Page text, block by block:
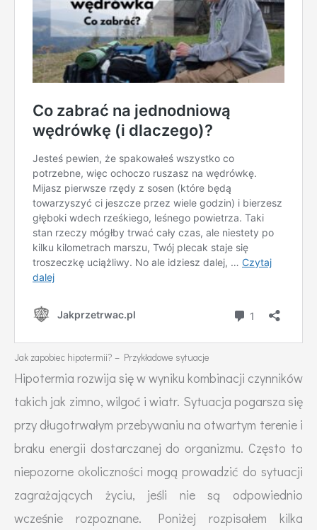
Jak zapobiec hipotermii? – Przykładowe sytuacje
Hipotermia rozwija się w wyniku kombinacji czynników
takich jak zimno, wilgoć i wiatr. Sytuacja pogarsza się
przy długotrwałym przebywaniu na otwartym terenie i
braku energii dostarczanej do organizmu. Często to
niepozorne okoliczności mogą prowadzić do sytuacji
zagrażających życiu, jeśli nie są odpowiednio
wcześnie rozpoznane. Poniżej rozpisałem kilka